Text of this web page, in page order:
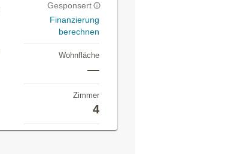
Gesponsert
Finanzierung
berechnen
Wohnfläche
—
Zimmer
4